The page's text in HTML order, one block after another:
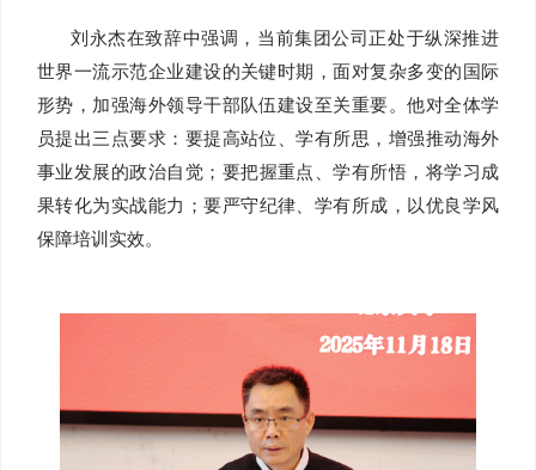
刘永杰在致辞中强调，当前集团公司正处于纵深推进
世界一流示范企业建设的关键时期，面对复杂多变的国际
形势，加强海外领导干部队伍建设至关重要。他对全体学
员提出三点要求：要提高站位、学有所思，增强推动海外
事业发展的政治自觉；要把握重点、学有所悟，将学习成
果转化为实战能力；要严守纪律、学有所成，以优良学风
保障培训实效。